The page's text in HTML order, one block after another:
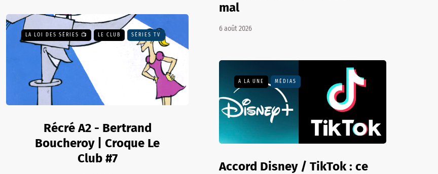
LA LOI DES SÉRIES 📺 LE CLUB SÉRIES TV
Récré A2 - Bertrand
Boucheroy | Croque Le
Club #7
mal
6 août 2026
A LA UNE MÉDIAS
Accord Disney / TikTok : ce